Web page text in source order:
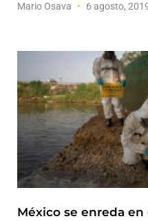
Mario Osava 6 agosto,
México se enreda